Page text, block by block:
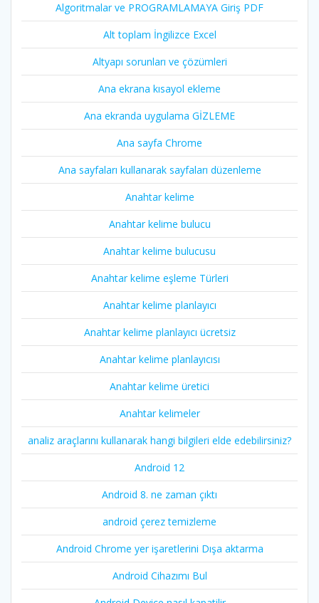
Algoritmalar ve PROGRAMLAMAYA Giriş PDF
Alt toplam İngilizce Excel
Altyapı sorunları ve çözümleri
Ana ekrana kısayol ekleme
Ana ekranda uygulama GİZLEME
Ana sayfa Chrome
Ana sayfaları kullanarak sayfaları düzenleme
Anahtar kelime
Anahtar kelime bulucu
Anahtar kelime bulucusu
Anahtar kelime eşleme Türleri
Anahtar kelime planlayıcı
Anahtar kelime planlayıcı ücretsiz
Anahtar kelime planlayıcısı
Anahtar kelime üretici
Anahtar kelimeler
analiz araçlarını kullanarak hangi bilgileri elde edebilirsiniz?
Android 12
Android 8. ne zaman çıktı
android çerez temizleme
Android Chrome yer işaretlerini Dışa aktarma
Android Cihazımı Bul